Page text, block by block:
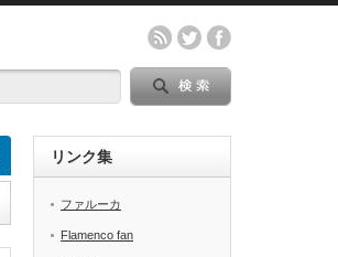
リンク集
ファルーカ
Flamenco fan